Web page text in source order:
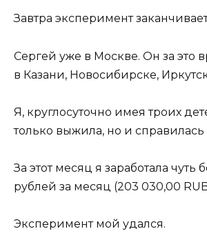
Завтра эксперимент
Сергей уже в Москве. Он за это
в Казани, Новосибирске,
Я, круглосуточно имея троих
только выжила, но и справилась
За этот месяц я заработала
рублей за месяц (203 030,00
Эксперимент мой удался.